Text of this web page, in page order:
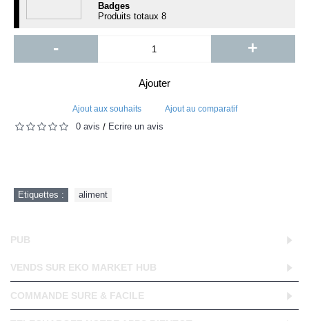
Badges
Produits totaux 8
- +
Ajouter
Ajout aux souhaits Ajout au comparatif
0 avis / Écrire un avis
Etiquettes : aliment
PUB
VENDS SUR EKO MARKET HUB
COMMANDE SURE & FACILE